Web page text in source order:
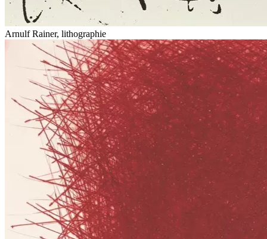
Arnulf Rainer, lithographie